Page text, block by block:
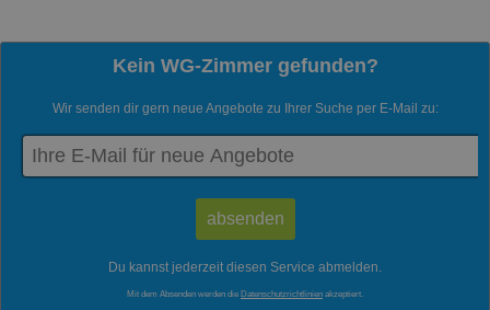
Kein WG-Zimmer gefunden?
Wir senden dir gern neue Angebote zu Ihrer Suche per E-Mail zu:
Du kannst jederzeit diesen Service abmelden.
Mit dem Absenden werden die Datenschutzrichtlinien akzeptiert.